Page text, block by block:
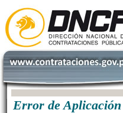
Error de Aplicación